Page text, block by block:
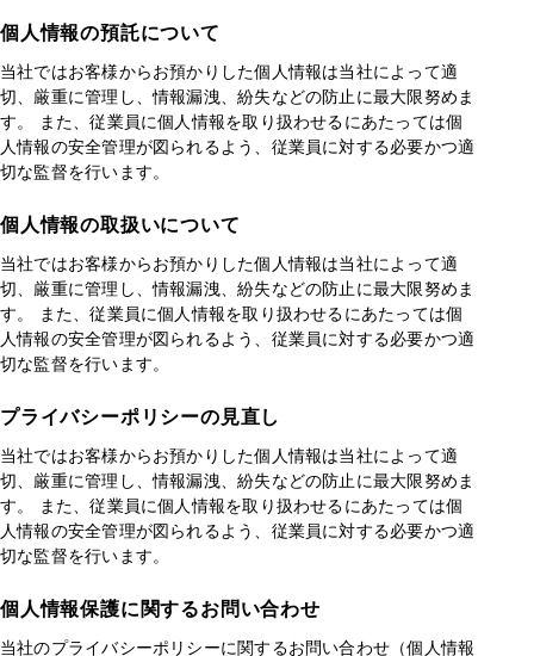
個人情報の預託について
当社ではお客様からお預かりした個人情報は当社によって適
切、厳重に管理し、情報漏洩、紛失などの防止に最大限努めま
す。 また、従業員に個人情報を取り扱わせるにあたっては個
人情報の安全管理が図られるよう、従業員に対する必要かつ適
切な監督を行います。
個人情報の取扱いについて
当社ではお客様からお預かりした個人情報は当社によって適
切、厳重に管理し、情報漏洩、紛失などの防止に最大限努めま
す。 また、従業員に個人情報を取り扱わせるにあたっては個
人情報の安全管理が図られるよう、従業員に対する必要かつ適
切な監督を行います。
プライバシーポリシーの見直し
当社ではお客様からお預かりした個人情報は当社によって適
切、厳重に管理し、情報漏洩、紛失などの防止に最大限努めま
す。 また、従業員に個人情報を取り扱わせるにあたっては個
人情報の安全管理が図られるよう、従業員に対する必要かつ適
切な監督を行います。
個人情報保護に関するお問い合わせ
当社のプライバシーポリシーに関するお問い合わせ（個人情報